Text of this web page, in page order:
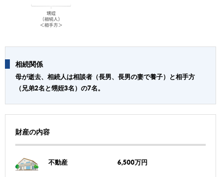
相続関係
母が逝去、相続人は相談者（長男、長男の妻で養子）と相手方
（兄弟2名と甥姪3名）の7名。
財産の内容
不動産 6,500万円